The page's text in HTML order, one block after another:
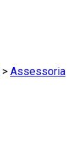
> Assessoria